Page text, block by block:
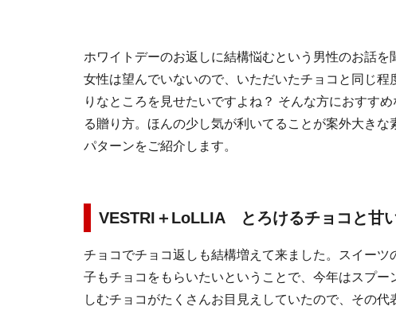
ホワイトデーのお返しに結構悩むという男性のお話
女性は望んでいないので、いただいたチョコと同じ
りなところを見せたいですよね？ そんな方におすす
る贈り方。ほんの少し気が利いてることが案外大き
パターンをご紹介します。
VESTRI＋LoLLIA とろけるチョコと甘
チョコでチョコ返しも結構増えて来ました。スイー
子もチョコをもらいたいということで、今年はスプ
しむチョコがたくさんお目見えしていたので、その